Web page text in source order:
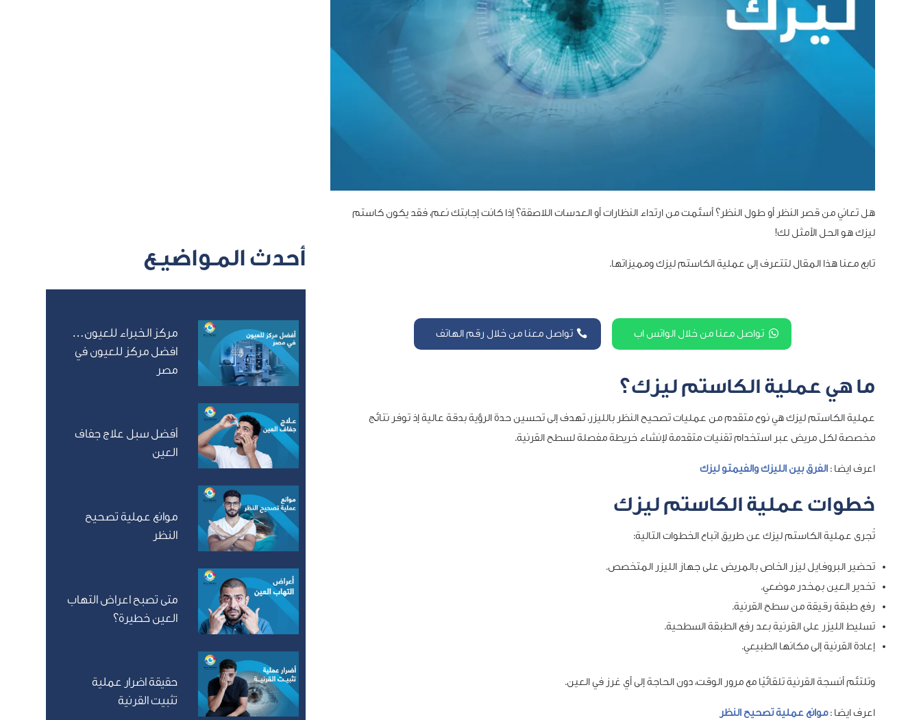
أحدث المـواضيـع
مركز الخبراء للعيون…
افضل مركز للعيون في
مصر
أفضل سبل علاج جفاف
العين
موانع عملية تصحيح
النظر
متى تصبح اعراض التهاب
العين خطيرة؟
حقيقة اضرار عملية
تثبيت القرنية
هل تعاني من قصر النظر أو طول النظر؟ أسئمت من ارتداء النظارات أو العدسات اللاصقة؟ إذا كانت إجابتك نعم، فقد يكون كاستم
ليزك هو الحل الأمثل لك!
تابع معنا هذا المقال لتتعرف إلى عملية الكاستم ليزك ومميزاتها.
تواصل معنا من خلال الواتس اب تواصل معنا من خلال رقم الهاتف
ما هي عملية الكاستم ليزك؟
عملية الكاستم ليزك هي نوع متقدم من عمليات تصحيح النظر بالليزر، تهدف إلى تحسين حدة الرؤية بدقة عالية إذ توفر نتائج
مخصصة لكل مريض عبر استخدام تقنيات متقدمة لإنشاء خريطة مفصلة لسطح القرنية.
اعرف ايضا :الفرق بين الليزك والفيمتو ليزك
خطوات عملية الكاستم ليزك
تُجرى عملية الكاستم ليزك عن طريق اتباع الخطوات التالية:
تحضير البروفايل ليزر الخاص بالمريض على جهاز الليزر المتخصص.
تخدير العين بمخدر موضعي.
رفع طبقة رقيقة من سطح القرنية.
تسليط الليزر على القرنية بعد رفع الطبقة السطحية.
إعادة القرنية إلى مكانها الطبيعي.
وتلتئم أنسجة القرنية تلقائيًا مع مرور الوقت، دون الحاجة إلى أي غرز في العين.
اعرف ايضا :موانع عملية تصحيح النظر